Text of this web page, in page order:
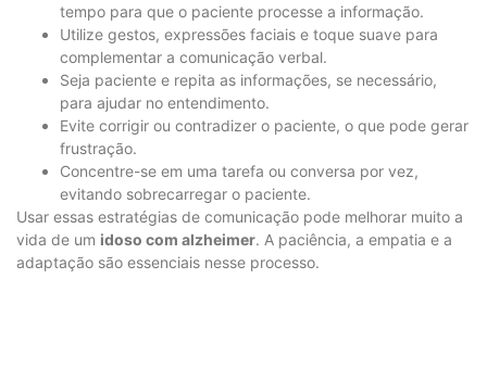
tempo para que o paciente processe a informação.
Utilize gestos, expressões faciais e toque suave para
complementar a comunicação verbal.
Seja paciente e repita as informações, se necessário,
para ajudar no entendimento.
Evite corrigir ou contradizer o paciente, o que pode gerar
frustração.
Concentre-se em uma tarefa ou conversa por vez,
evitando sobrecarregar o paciente.
Usar essas estratégias de comunicação pode melhorar muito a
vida de um idoso com alzheimer. A paciência, a empatia e a
adaptação são essenciais nesse processo.